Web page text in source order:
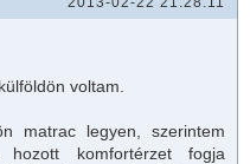
voltam.
matraclegyen, szerintem
komfortérzet fogja